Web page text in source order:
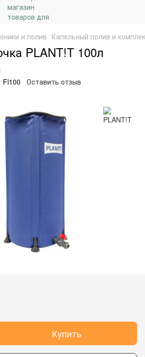
и полив Капельный полив и
PLANT!T 100л
Fl100 Оставить отзыв
Купить